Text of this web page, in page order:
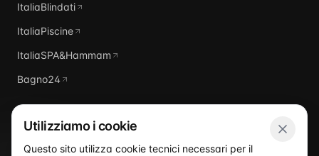
ItaliaBlindati
ItaliaPiscine
ItaliaSPA&Hammam
Bagno24
Utilizziamo i cookie
Questo sito utilizza cookie tecnici necessari per il